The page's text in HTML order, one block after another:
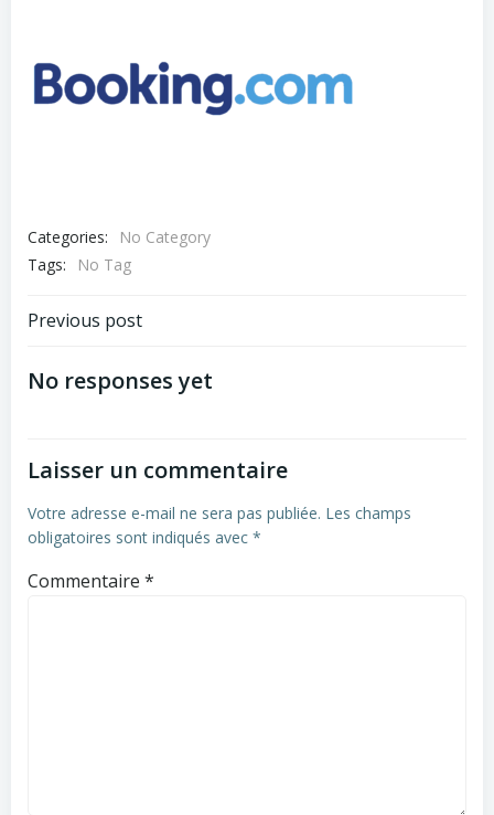
Categories:
No Category
Tags:
No Tag
Previous post
No responses yet
Laisser un commentaire
Votre adresse e-mail ne sera pas publiée. Les champs
obligatoires sont indiqués avec *
Commentaire *